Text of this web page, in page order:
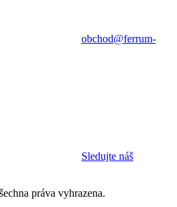
obchod@ferrum-
Sledujte náš
práva vyhrazena.